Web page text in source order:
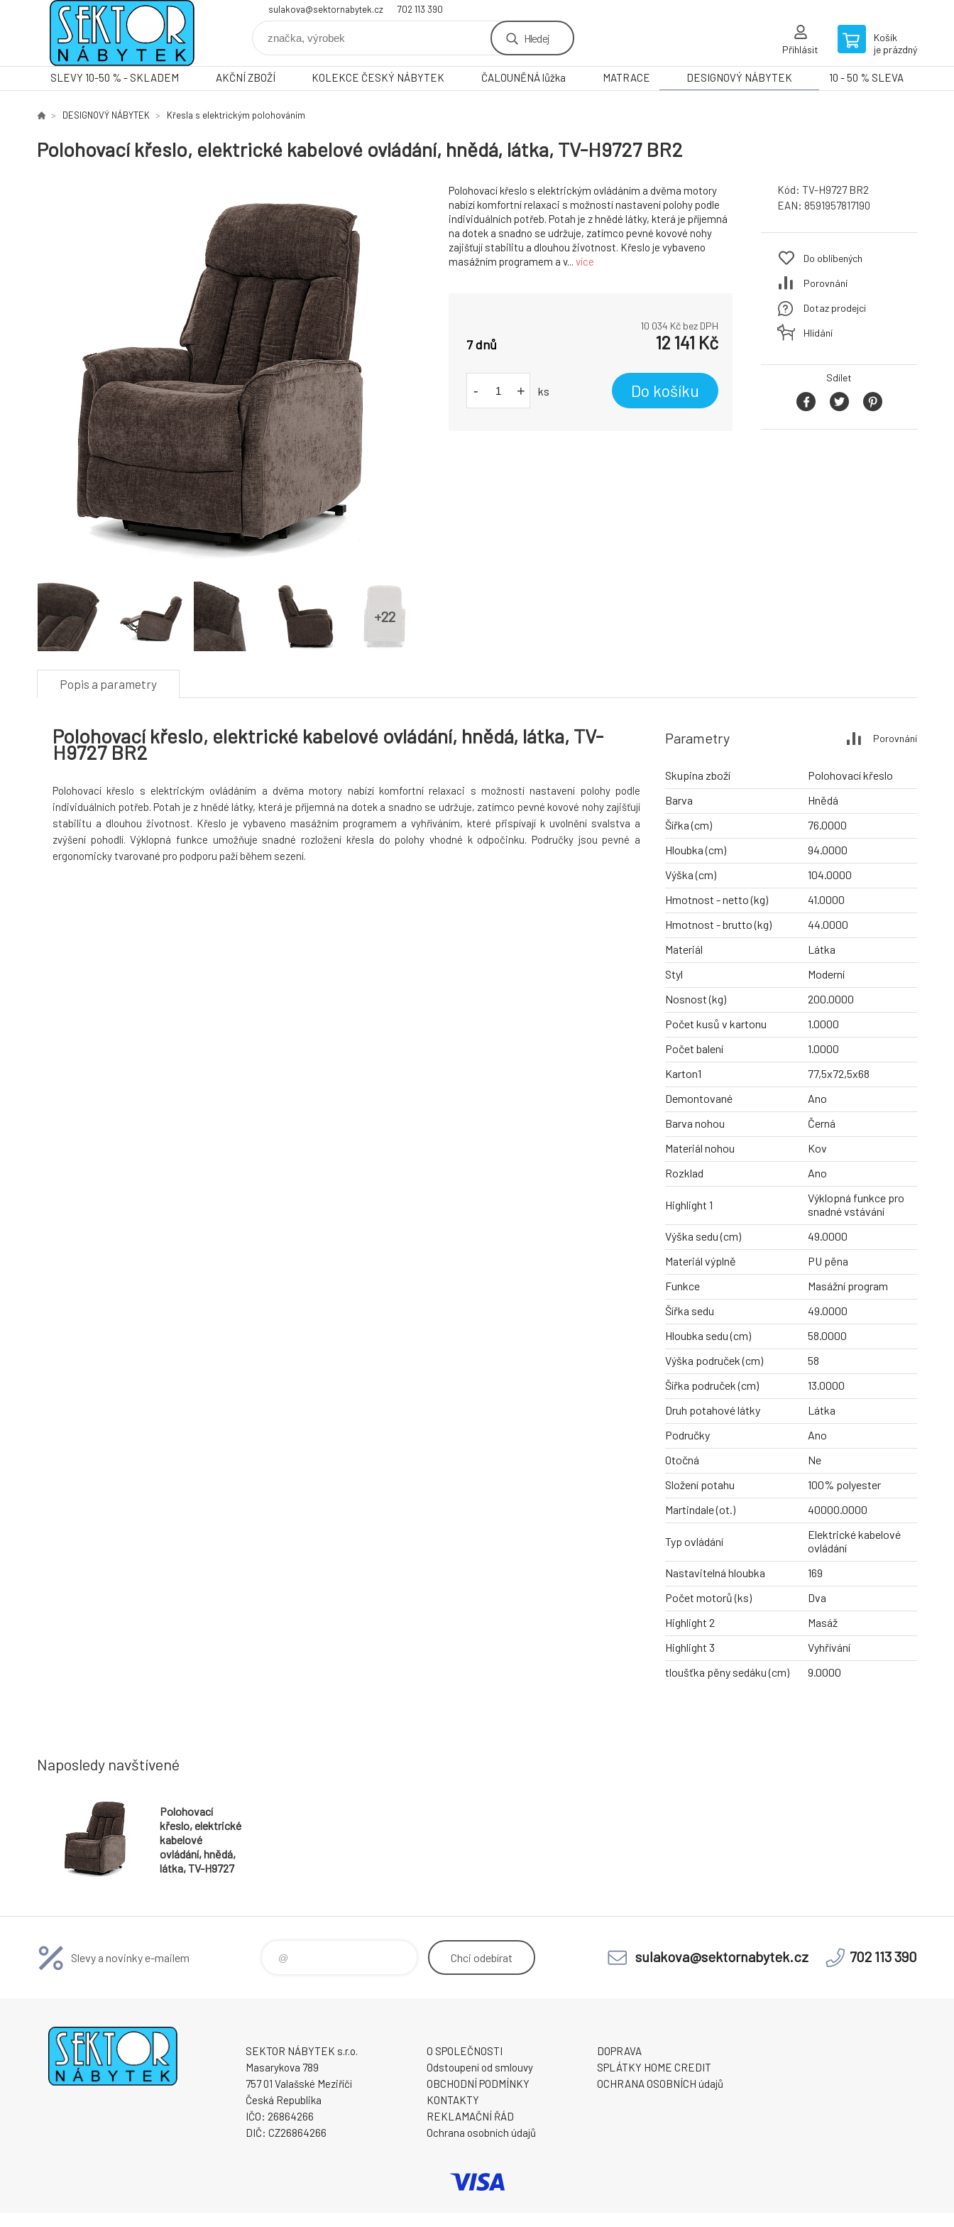
sulakova@sektornabytek.cz 702 113 390
Hledej
Přihlásit
Košík
je prázdný
SLEVY 10-50 % - SKLADEM AKČNÍ ZBOŽÍ KOLEKCE ČESKÝ NÁBYTEK ČALOUNĚNÁ lůžka MATRACE DESIGNOVÝ NÁBYTEK 10 - 50 % SLEVA
DESIGNOVÝ NÁBYTEK Křesla s elektrickým polohováním
Polohovací křeslo, elektrické kabelové ovládání, hnědá, látka, TV-H9727 BR2
Polohovací křeslo s elektrickým ovládáním a dvěma motory
nabízí komfortní relaxaci s možností nastavení polohy podle
individuálních potřeb. Potah je z hnědé látky, která je příjemná
na dotek a snadno se udržuje, zatímco pevné kovové nohy
zajišťují stabilitu a dlouhou životnost. Křeslo je vybaveno
masážním programem a v... více
10 034 Kč bez DPH
7 dnů 12 141 Kč
- + ks Do košíku
Kód: TV-H9727 BR2
EAN: 8591957817190
Do oblíbených
Porovnání
Dotaz prodejci
Hlídání
Sdílet
Popis a parametry
Polohovací křeslo, elektrické kabelové ovládání, hnědá, látka, TV-
H9727 BR2
Polohovací křeslo s elektrickým ovládáním a dvěma motory nabízí komfortní relaxaci s možností nastavení polohy podle
individuálních potřeb. Potah je z hnědé látky, která je příjemná na dotek a snadno se udržuje, zatímco pevné kovové nohy zajišťují
stabilitu a dlouhou životnost. Křeslo je vybaveno masážním programem a vyhříváním, které přispívají k uvolnění svalstva a
zvýšení pohodlí. Výklopná funkce umožňuje snadné rozložení křesla do polohy vhodné k odpočinku. Područky jsou pevné a
ergonomicky tvarované pro podporu paží během sezení.
Parametry Porovnání
Skupina zboží
Polohovací křeslo
Barva
Hnědá
Šířka (cm)
76.0000
Hloubka (cm)
94.0000
Výška (cm)
104.0000
Hmotnost - netto (kg)
41.0000
Hmotnost - brutto (kg)
44.0000
Materiál
Látka
Styl
Moderní
Nosnost (kg)
200.0000
Počet kusů v kartonu
1.0000
Počet balení
1.0000
Karton1
77,5x72,5x68
Demontované
Ano
Barva nohou
Černá
Materiál nohou
Kov
Rozklad
Ano
Highlight 1
Výklopná funkce pro
snadné vstávání
Výška sedu (cm)
49.0000
Materiál výplně
PU pěna
Funkce
Masážní program
Šířka sedu
49.0000
Hloubka sedu (cm)
58.0000
Výška područek (cm)
58
Šířka područek (cm)
13.0000
Druh potahové látky
Látka
Područky
Ano
Otočná
Ne
Složení potahu
100% polyester
Martindale (ot.)
40000.0000
Typ ovládání
Elektrické kabelové
ovládání
Nastavitelná hloubka
169
Počet motorů (ks)
Dva
Highlight 2
Masáž
Highlight 3
Vyhřívání
tloušťka pěny sedáku (cm)
9.0000
Naposledy navštívené
Polohovací
křeslo, elektrické
kabelové
ovládání, hnědá,
látka, TV-H9727
Slevy a novinky e-mailem Chci odebírat sulakova@sektornabytek.cz 702 113 390
SEKTOR NÁBYTEK s.r.o.
Masarykova 789
757 01 Valašské Meziříčí
Česká Republika
IČO: 26864266
DIČ: CZ26864266
O SPOLEČNOSTI
Odstoupení od smlouvy
OBCHODNÍ PODMÍNKY
KONTAKTY
REKLAMAČNÍ ŘÁD
Ochrana osobních údajů
DOPRAVA
SPLÁTKY HOME CREDIT
OCHRANA OSOBNÍCH údajů